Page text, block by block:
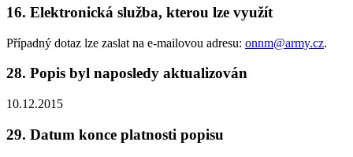
16. Elektronická služba, kterou lze využít
Případný dotaz lze zaslat na e-mailovou adresu: onnm@army.cz.
28. Popis byl naposledy aktualizován
10.12.2015
29. Datum konce platnosti popisu